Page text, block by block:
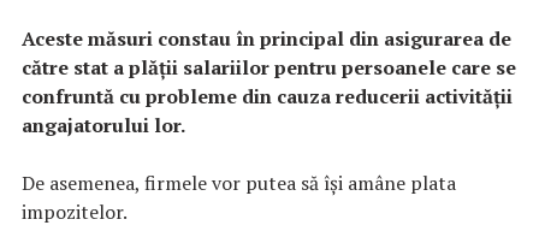
Aceste măsuri constau în principal din asigurarea de
către stat a plăţii salariilor pentru persoanele care se
confruntă cu probleme din cauza reducerii activităţii
angajatorului lor.
De asemenea, firmele vor putea să îşi amâne plata
impozitelor.